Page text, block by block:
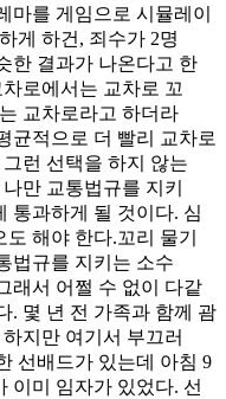
마를 게임으로 시뮬레이
게 하건, 죄수가 2명
한 결과가 나온다고 한
로에서는 교차로 꼬
교차로라고 하더라
균적으로 더 빨리 교차로
런 선택을 하지 않는
만 교통법규를 지키
통과하게 될 것이다. 심
해야 한다.꼬리 물기
법규를 지키는 소수
래서 어쩔 수 없이 다같
. 몇 년 전 가족과 함께 괌
지만 여기서 부끄러
선배드가 있는데 아침 9
이미 임자가 있었다. 선